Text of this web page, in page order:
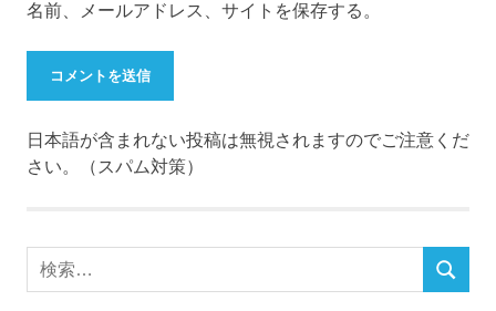
名前、メールアドレス、サイトを保存する。
日本語が含まれない投稿は無視されますのでご注意くだ
さい。（スパム対策）
検
検